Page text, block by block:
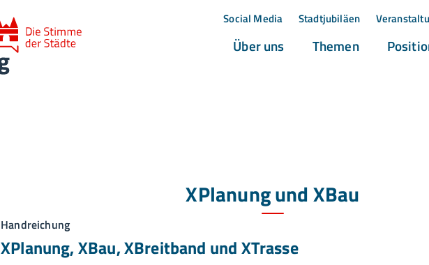
Social Media Stadtjubiläen
Über uns(current)Themen(current)
XPlanung und XBau
Handreichung
XPlanung, XBau, XBreitband und XTrasse